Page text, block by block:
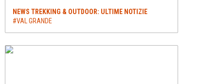
NEWS TREKKING & OUTDOOR: ULTIME NOTIZIE
#VAL GRANDE